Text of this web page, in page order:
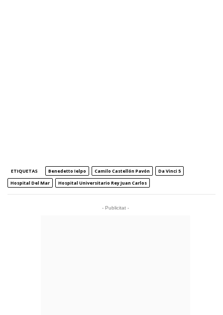
ETIQUETAS Benedetto Ielpo Camilo Castellón Pavón
Da Vinci 5
Hospital Del Mar
Hospital Universitario Rey Juan Carlos
- Publicitat -